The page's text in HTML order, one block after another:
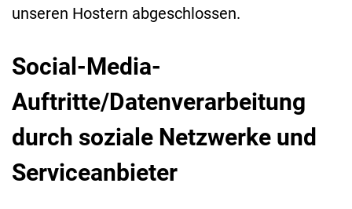
unseren Hostern abgeschlossen.
Social-Media-
Auftritte/Datenverarbeitung
durch soziale Netzwerke und
Serviceanbieter